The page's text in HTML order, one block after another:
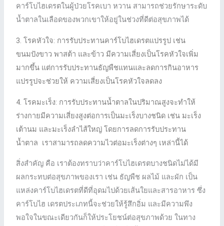
คาร์โบไฮเดรตในผู้ป่วยโรคเบา หวาน สามารถช่วยรักษาระดับ
น้ำตาลในเลือดของพวกเขาให้อยู่ในช่วงที่ดีต่อสุขภาพได้
3. โรคหัวใจ: การรับประทานคาร์โบไฮเดรตแปรรูป เช่น
ขนมปังขาว พาสต้า และข้าว มีความเสี่ยงเป็นโรคหัวใจเพิ่ม
มากขึ้น แต่การรับประทานธัญพืชแทนและลดการกินอาหาร
แปรรูปจะช่วยให้ ความเสี่ยงเป็นโรคหัวใจลดลง
4. โรคมะเร็ง: การรับประทานน้ำตาลในปริมาณสูงจะทำให้
ร่างกายมีความเสี่ยงสูงต่อการเป็นมะเร็งบางชนิด เช่น มะเร็ง
เต้านม และมะเร็งลําไส้ใหญ่ โดยการลดการรับประทาน
น้ำตาล เราสามารถลดความไวต่อมะเร็งต่างๆ เหล่านี้ได้
สิ่งสําคัญ คือ เราต้องทราบว่าคาร์โบไฮเดรตบางชนิดไม่ได้มี
ผลกระทบต่อสุขภาพของเรา เช่น ธัญพืช ผลไม้ และผัก เป็น
แหล่งคาร์โบไฮเดรตที่ดีที่อุดมไปด้วยเส้นใยและสารอาหาร ซึ่ง
คาร์โบไฮ เดรตประเภทนี้จะช่วยให้รู้สึกอิ่ม และมีความพึง
พอใจในขณะเดียวกันก็ให้ประโยชน์ต่อสุขภาพด้วย ในทาง